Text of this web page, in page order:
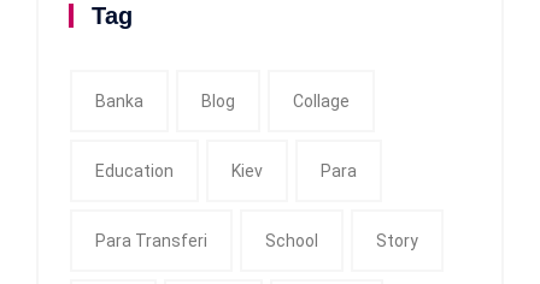
Tag
Banka Blog Collage
Education Kiev Para
Para Transferi School Story